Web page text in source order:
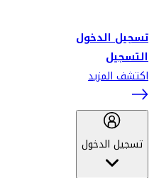
تسجيل الدخول
التسجيل
اكتشف المزيد
تسجيل الدخول